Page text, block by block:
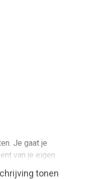
Je gaat je
van je eigen
is.
tonen